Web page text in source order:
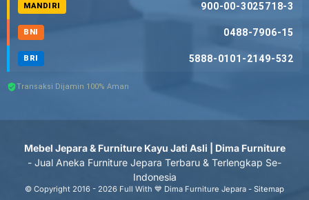
MANDIRI 900-00-3025718-3
BNI 0488-7906-15
BRI 5888-0101-2149-532
Transaksi Dijamin 100% Aman
Mebel Jepara & Furniture Kayu Jati Asli | Dima Furniture
- Jual Aneka Furniture Jepara Terbaru & Terlengkap Se-
Indonesia
© Copyright 2016 - 2026 Full With 💙 Dima Furniture Jepara - Sitemap